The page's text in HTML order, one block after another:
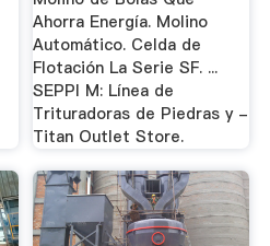
Ahorra Energía. Molino
Automático. Celda de
Flotación La Serie SF. ...
SEPPI M: Línea de
Trituradoras de Piedras y -
Titan Outlet Store.